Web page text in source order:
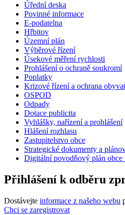
Úřední deska
Povinné informace
E-podatelna
Hřbitov
Územní plán
Výběrové řízení
Úsekové měření rychlosti
Prohlášení o ochraně soukromí
Poplatky
Krizové řízení a ochrana
OSPOD
Odpady
Dotace publicita
Vyhlášky, nařízení a prohlášení
Hlášení rozhlasu
Zastupitelstvo obce
Strategické dokumenty a
Digitální povodňový plán obce
Přihlášení k odběru
Dostávejte informace z našeho webu
Chci se zaregistrovat